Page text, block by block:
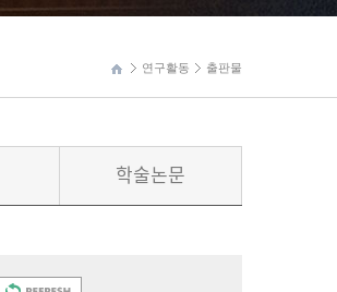
연구활동 출판물
학술논문